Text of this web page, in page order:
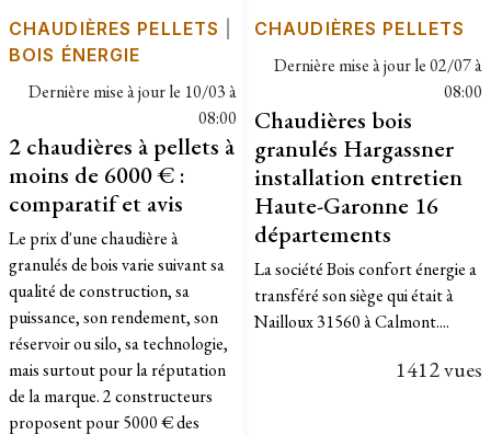
CHAUDIÈRES PELLETS
BOIS ÉNERGIE
Dernière mise à jour le 10/03 à
08:00
2 chaudières à pellets à
moins de 6000 € :
comparatif et avis
Le prix d'une chaudière à
granulés de bois varie suivant sa
qualité de construction, sa
puissance, son rendement, son
réservoir ou silo, sa technologie,
mais surtout pour la réputation
de la marque. 2 constructeurs
proposent pour 5000 € des
CHAUDIÈRES PELLETS
Dernière mise à jour le02/07 à
08:00
Chaudières bois
granulés Hargassner
installation entretien
Haute-Garonne 16
départements
La société Bois confort énergie a
transféré son siège qui était à
Nailloux 31560 à Calmont....
1412 vues